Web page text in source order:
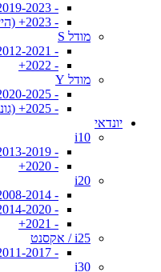
- 2019-2023
- 2023+ (היילנד)
מודל S
- 2012-2021
- 2022+
מודל Y
- 2020-2025
- 2025+ (גוניפר)
יונדאי
i10
- 2013-2019
- 2020+
i20
- 2008-2014
- 2014-2020
- 2021+
i25 / אקסנט
- 2011-2017
i30